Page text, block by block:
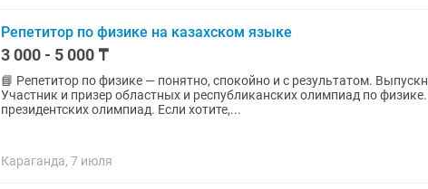
Репетитор по физике на казахском языке
3 000 - 5 000 ₸
📘 Репетитор по физике — понятно, спокойно и с результатом. Выпускник ШОД Дарын.
Участник и призер областных и республиканских олимпиад по физике. Участник
президентских олимпиад. Если хотите,...
Караганда, 7 июля